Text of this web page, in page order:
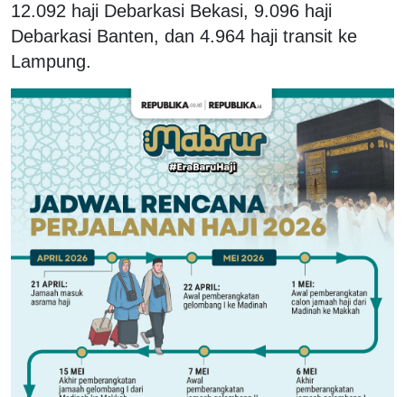
12.092 haji Debarkasi Bekasi, 9.096 haji
Debarkasi Banten, dan 4.964 haji transit ke
Lampung.